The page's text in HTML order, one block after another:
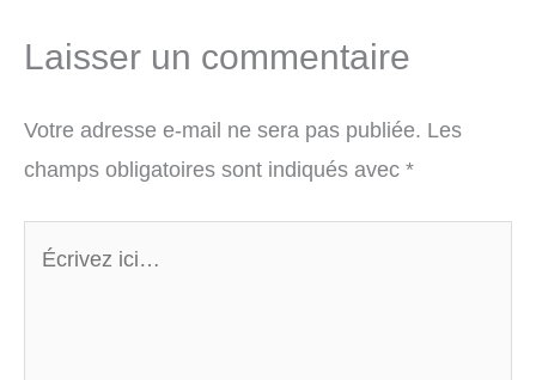
Laisser un commentaire
Votre adresse e-mail ne sera pas publiée. Les
champs obligatoires sont indiqués avec *